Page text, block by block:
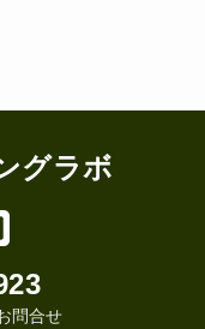
グラボ
問合せ